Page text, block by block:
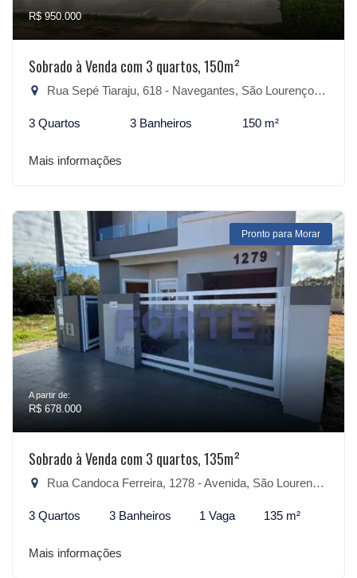
R$ 950.000
Sobrado à Venda com 3 quartos, 150m²
Rua Sepé Tiaraju, 618 - Navegantes, São Lourenço do Sul-RS
3 Quartos 3 Banheiros 150 m²
Mais informações
Pronto para Morar
A partir de:
R$ 678.000
Sobrado à Venda com 3 quartos, 135m²
Rua Candoca Ferreira, 1278 - Avenida, São Lourenço do Sul-RS
3 Quartos 3 Banheiros 1 Vaga 135 m²
Mais informações